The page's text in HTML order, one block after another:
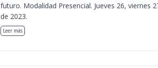
futuro. Modalidad Presencial. Jueves 26, viernes
de 2023.
Leer más